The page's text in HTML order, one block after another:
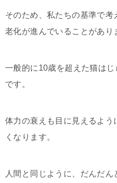
そのため、私たちの基準で
老化が進んでいることがあり
一般的に10歳を超えた猫は
です。
体力の衰えも目に見えるよ
くなります。
人間と同じように、だんだ